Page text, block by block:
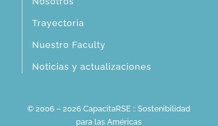
Trayectoria
Nuestro Faculty
Noticias y actualizaciones
© 2006 – 2026 CapacitaRSE :: Sostenibilidad
para las Américas